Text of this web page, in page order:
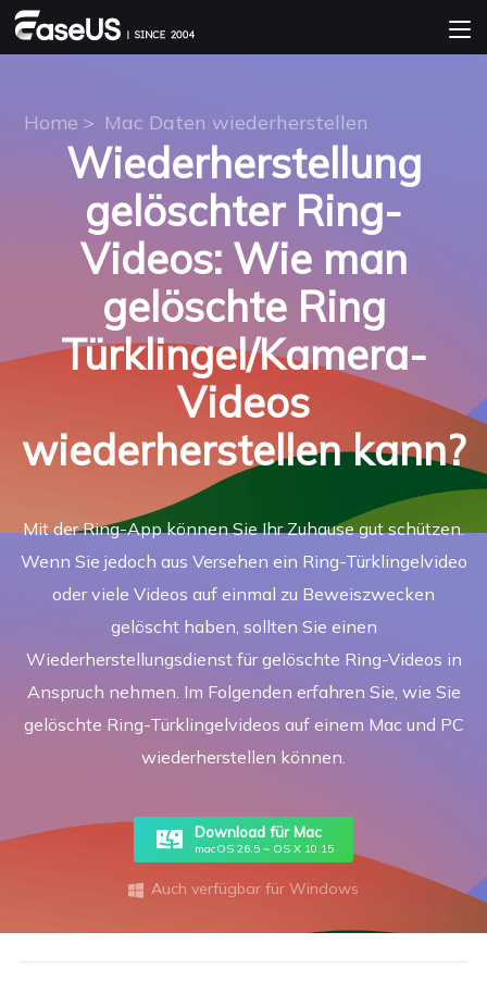
Home > Mac Daten wiederherstellen
Wiederherstellung
gelöschter Ring-
Videos: Wie man
gelöschte Ring
Türklingel/Kamera-
Videos
wiederherstellen kann?
Mit der Ring-App können Sie Ihr Zuhause gut schützen.
Wenn Sie jedoch aus Versehen ein Ring-Türklingelvideo
oder viele Videos auf einmal zu Beweiszwecken
gelöscht haben, sollten Sie einen
Wiederherstellungsdienst für gelöschte Ring-Videos in
Anspruch nehmen. Im Folgenden erfahren Sie, wie Sie
gelöschte Ring-Türklingelvideos auf einem Mac und PC
wiederherstellen können.
Download für Mac
macOS 26.5 ~ OS X 10.15
 Auch verfügbar für Windows